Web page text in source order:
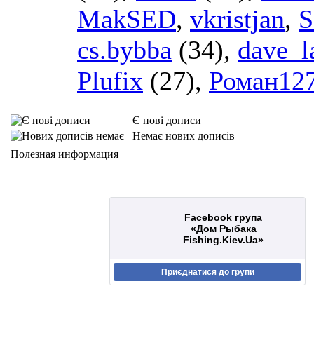
MakSED, vkristjan,
cs.bybba (34),
Plufix (27),
Є нові дописи
Немає нових дописів
Полезная информация
Facebook група
«Дом Рыбака
Fishing.Kiev.Ua»
Приєднатися до групи